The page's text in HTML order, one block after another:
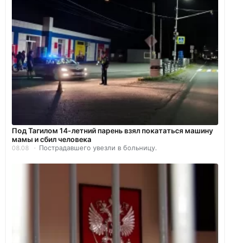
Под Тагилом 14-летний парень взял покататься машину
мамы и сбил человека
08.08 Пострадавшего увезли в больницу.